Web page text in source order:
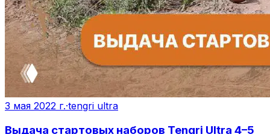
3 мая 2022 г.·tengri ultra
Выдача стартовых наборов Tengri Ultra 4–5